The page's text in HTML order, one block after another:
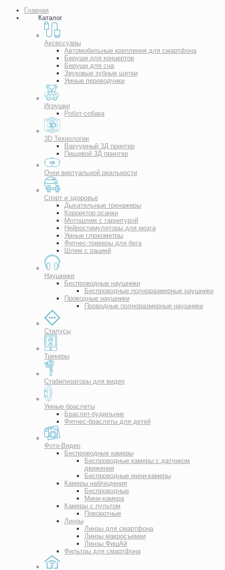
Главная
Каталог
Аксессуары
Автомобильные крепления для смартфона
Беруши для концертов
Беруши для сна
Звуковые зубные щетки
Умные переводчики
Игрушки
Робот-собака
3D Технологии
Вакуумный 3Д принтер
Пищевой 3Д принтер
Очки виртуальной реальности
Спорт и здоровье
Дыхательные тренажеры
Корректор осанки
Мотошлем с гарнитурой
Нейростимуляторы для мозга
Умные глюкометры
Фитнес-трекеры для бега
Шлем с рацией
Наушники
Беспроводные наушники
Беспроводные полноразмерные наушники
Проводные наушники
Проводные полноразмерные наушники
Стилусы
Трекеры
Стабилизаторы для видео
Умные браслеты
Браслет-будильник
Фитнес-браслеты для детей
Фото-Видео
Беспроводные камеры
Беспроводные камеры с датчиком
движения
Беспроводные мини-камеры
Камеры наблюдения
Беспроводные
Мини-камера
Камеры с пультом
Поворотные
Линзы
Линзы для смартфона
Линзы макросъемки
Линзы ФишАй
Фильтры для смартфона